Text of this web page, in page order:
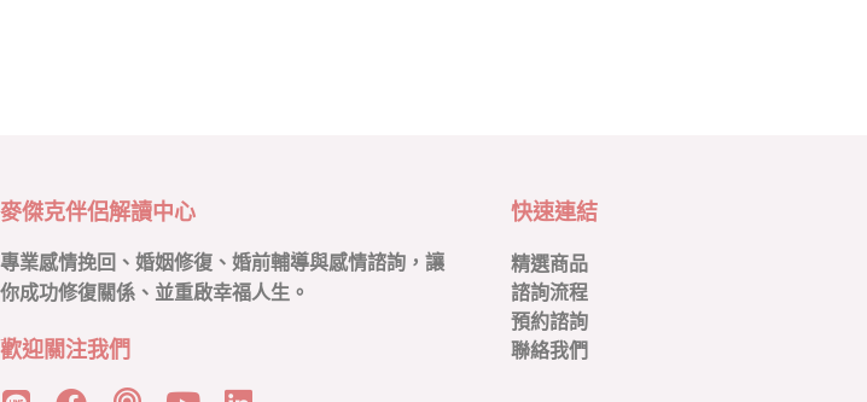
麥傑克伴侶解讀中心
專業感情挽回、婚姻修復、婚前輔導與感情諮詢，讓
你成功修復關係、並重啟幸福人生。
歡迎關注我們
快速連結
精選商品
諮詢流程
預約諮詢
聯絡我們